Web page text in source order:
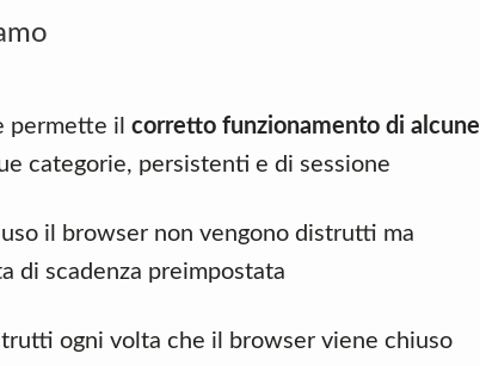
permette il corretto funzionamento di alcune
categorie, persistenti e di sessione
il browser non vengono distrutti ma
di scadenza preimpostata
ogni volta che il browser viene chiuso